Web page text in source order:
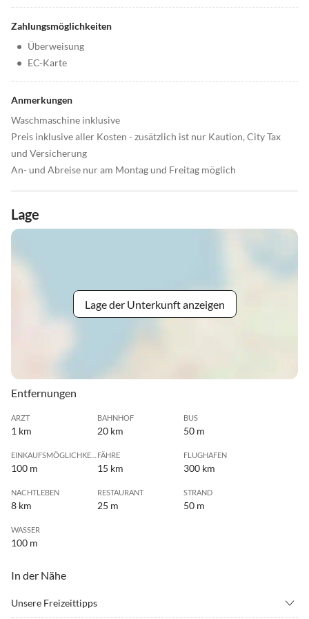
Zahlungsmöglichkeiten
• Überweisung
• EC-Karte
Anmerkungen
Waschmaschine inklusive
Preis inklusive aller Kosten - zusätzlich ist nur Kaution, City Tax
und Versicherung
An- und Abreise nur am Montag und Freitag möglich
Lage
Lage der Unterkunft anzeigen
Entfernungen
ARZT
1 km
BAHNHOF
20 km
BUS
50 m
100 m
FÄHRE
15 km
FLUGHAFEN
300 km
NACHTLEBEN
8 km
RESTAURANT
25 m
STRAND
50 m
WASSER
100 m
In der Nähe
Unsere Freizeittipps